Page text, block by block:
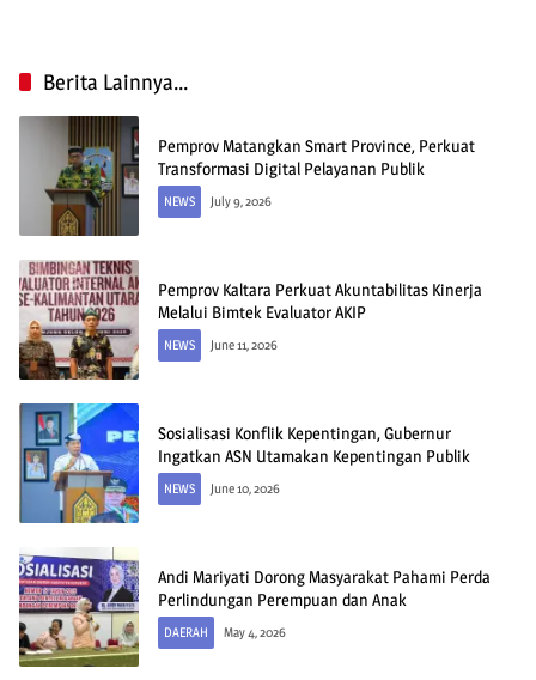
Berita Lainnya...
Pemprov Matangkan Smart Province, Perkuat
Transformasi Digital Pelayanan Publik
NEWS July 9, 2026
Pemprov Kaltara Perkuat Akuntabilitas Kinerja
Melalui Bimtek Evaluator AKIP
NEWS June 11, 2026
Sosialisasi Konflik Kepentingan, Gubernur
Ingatkan ASN Utamakan Kepentingan Publik
NEWS June 10, 2026
Andi Mariyati Dorong Masyarakat Pahami Perda
Perlindungan Perempuan dan Anak
DAERAH May 4, 2026